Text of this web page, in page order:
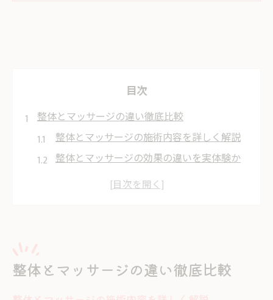
目次
整体とマッサージの違い徹底比較
整体とマッサージの施術内容を詳しく解説
整体とマッサージの効果の違いを実体験か
整体で期待できる健康維持のポイント
整体とマッサージの違い徹底比較